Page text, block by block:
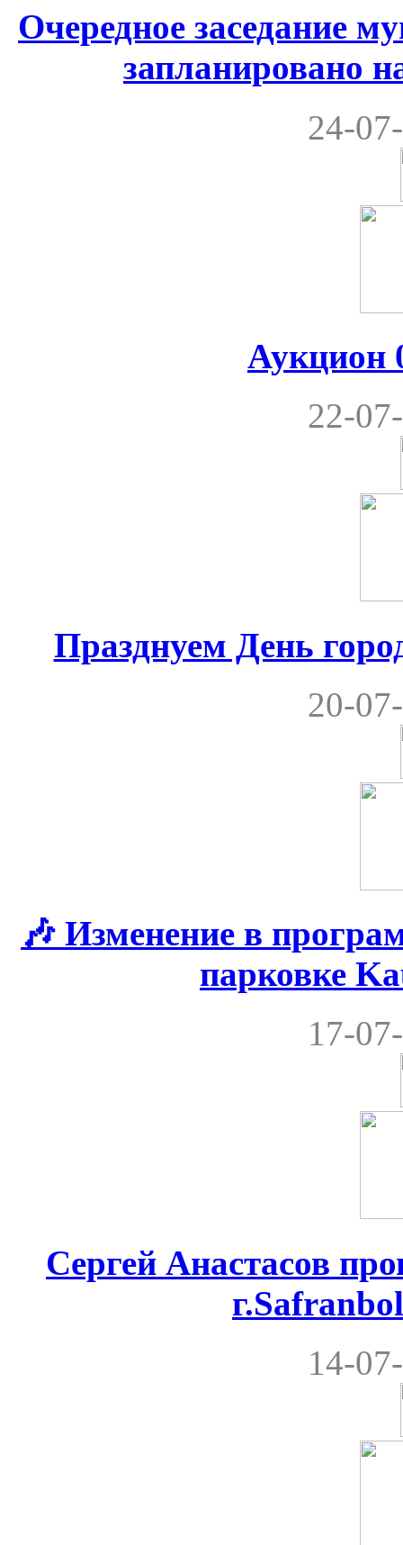
Очередное заседание
запланировано
24-
Аукцион
22-
Празднуем День
20-
🎶 Изменение в
парковке
17-
Сергей Анастасов
14-